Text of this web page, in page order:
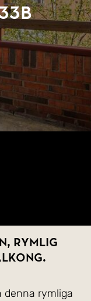
rymlig
denna rymliga